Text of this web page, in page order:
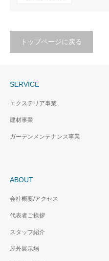
トップページに戻る
SERVICE
エクステリア事業
建材事業
ガーデンメンテナンス事業
ABOUT
会社概要/アクセス
代表者ご挨拶
スタッフ紹介
屋外展示場